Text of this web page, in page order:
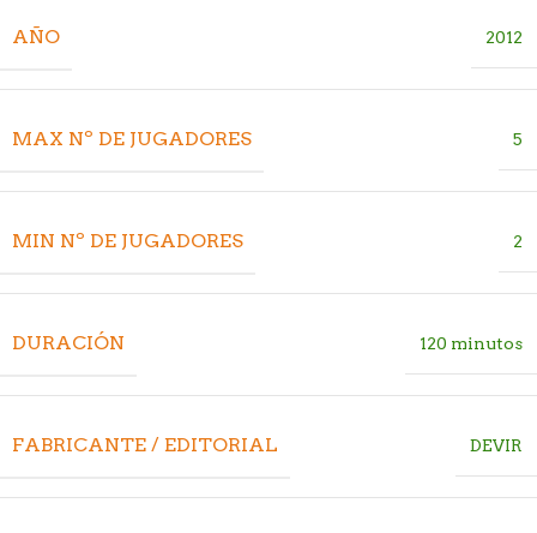
AÑO 2012
MAX Nº DE JUGADORES 5
MIN Nº DE JUGADORES 2
DURACIÓN 120 minutos
FABRICANTE / EDITORIAL DEVIR